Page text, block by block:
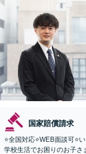
国家賠償請求
⭐️全国対応⭐️WEB面談可⭐️
学校生活でお困りのお子さ